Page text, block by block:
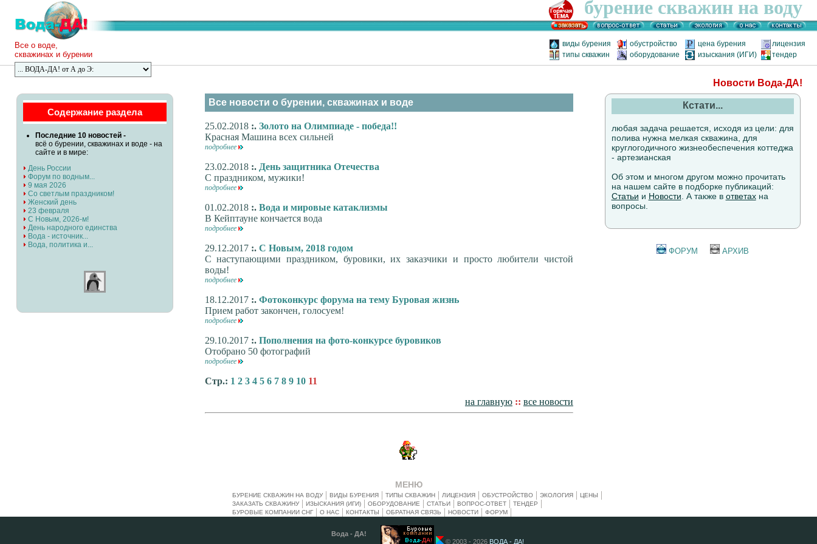
бурение скважин на воду
виды бурения обустройство цена бурения
лицензия
типы скважин
оборудование изыскания (ИГИ) тендер
Все о воде,
скважинах и бурении
Новости Вода-ДА!
Содержание раздела
Последние 10 новостей -
всё о бурении, скважинах и воде - на
сайте и в мире:
День России
Форум по водным...
9 мая 2026
Со светлым праздником!
Женский день
23 февраля
С Новым, 2026-м!
День народного единства
Вода - источник...
Вода, политика и...
Все новости о бурении, скважинах и воде
25.02.2018:. Золото на Олимпиаде - победа!!
Красная Машина всех сильней
подробнее
23.02.2018:. День защитника Отечества
С праздником, мужики!
подробнее
01.02.2018:. Вода и мировые катаклизмы
В Кейптауне кончается вода
подробнее
29.12.2017:. С Новым, 2018 годом
С наступающими праздником, буровики, их заказчики и просто любители чистой
воды!
подробнее
18.12.2017:. Фотоконкурс форума на тему Буровая жизнь
Прием работ закончен, голосуем!
подробнее
29.10.2017:. Пополнения на фото-конкурсе буровиков
Отобрано 50 фотографий
подробнее
Стр.: 1 2 3 4 5 6 7 8 9 10 11
на главную :: все новости
Кстати...
любая задача решается, исходя из цели: для
полива нужна мелкая скважина, для
круглогодичного жизнеобеспечения коттеджа
- артезианская
Об этом и многом другом можно прочитать
на нашем сайте в подборке публикаций:
Статьи и Новости. А также в ответахна
вопросы.
ФОРУМ АРХИВ
МЕНЮ
БУРЕНИЕ СКВАЖИН НА ВОДУ ВИДЫ БУРЕНИЯ ТИПЫ СКВАЖИН ЛИЦЕНЗИЯ ОБУСТРОЙСТВО ЭКОЛОГИЯ
ЦЕНЫ
ЗАКАЗАТЬ СКВАЖИНУ
ИЗЫСКАНИЯ (ИГИ) ОБОРУДОВАНИЕ СТАТЬИ ВОПРОС-ОТВЕТ
ТЕНДЕР
БУРОВЫЕ КОМПАНИИ СНГ
О НАС КОНТАКТЫ ОБРАТНАЯ СВЯЗЬ НОВОСТИ ФОРУМ
Вода - ДА!
© 2003 - 2026 ВОДА - ДА!